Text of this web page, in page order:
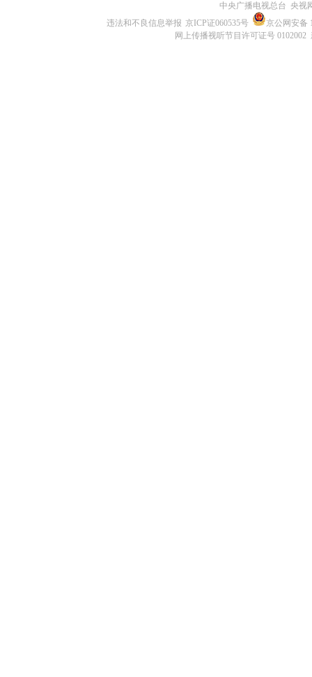
中央广播电视总台 央视
违法和不良信息举报 京ICP证060535号
京公网安备
网上传播视听节目许可证号 0102002